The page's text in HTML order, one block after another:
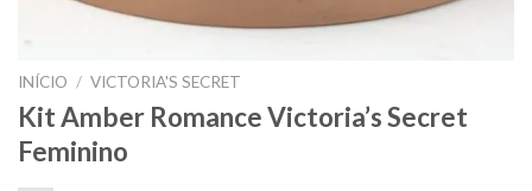
INÍCIO / VICTORIA'S SECRET
Kit Amber Romance Victoria’s Secret
Feminino